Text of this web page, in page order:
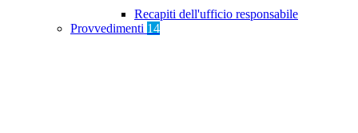
Recapiti dell'ufficio responsabile
Provvedimenti 14